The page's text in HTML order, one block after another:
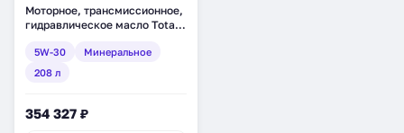
Моторное, трансмиссионное,
гидравлическое масло Total
минеральное, 208 л (157511)
5W-30
Минеральное
208 л
354 327 ₽